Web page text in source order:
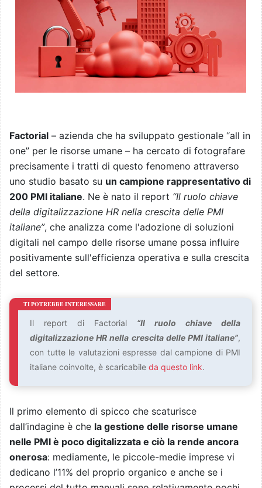
Factorial – azienda che ha sviluppato gestionale “all in
one” per le risorse umane – ha cercato di fotografare
precisamente i tratti di questo fenomeno attraverso
uno studio basato su un campione rappresentativo di
200 PMI italiane. Ne è nato il report “Il ruolo chiave
della digitalizzazione HR nella crescita delle PMI
italiane”, che analizza come l'adozione di soluzioni
digitali nel campo delle risorse umane possa influire
positivamente sull'efficienza operativa e sulla crescita
del settore.
Il report di Factorial “Il ruolo chiave della
digitalizzazione HR nella crescita delle PMI italiane”,
con tutte le valutazioni espresse dal campione di PMI
italiane coinvolte, è scaricabile da questo link.
Il primo elemento di spicco che scaturisce
dall’indagine è che la gestione delle risorse umane
nelle PMI è poco digitalizzata e ciò la rende ancora
onerosa: mediamente, le piccole-medie imprese vi
dedicano l’11% del proprio organico e anche se i